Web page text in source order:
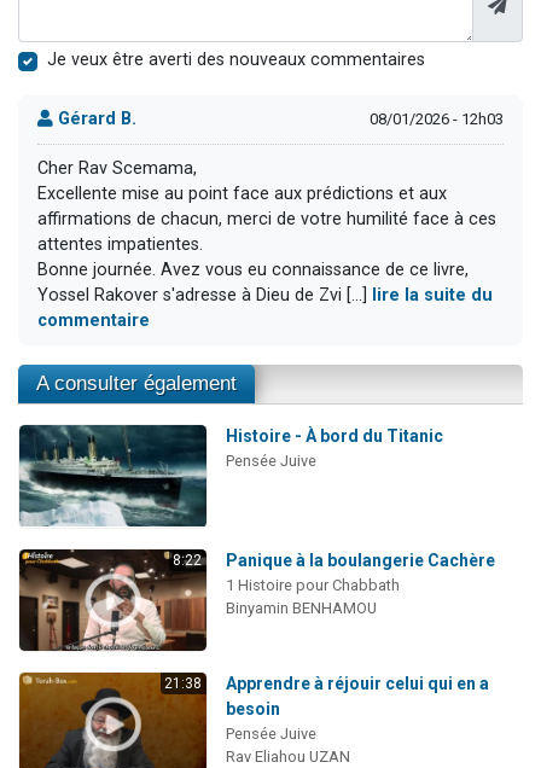
Je veux être averti des nouveaux commentaires
Gérard B. 08/01/2026 - 12h03
Cher Rav Scemama,
Excellente mise au point face aux prédictions et aux
affirmations de chacun, merci de votre humilité face à ces
attentes impatientes.
Bonne journée. Avez vous eu connaissance de ce livre,
Yossel Rakover s'adresse à Dieu de Zvi [...] lire la suite du
commentaire
A consulter également
Histoire - À bord du Titanic
Pensée Juive
8:22 Panique à la boulangerie Cachère
1 Histoire pour Chabbath
Binyamin BENHAMOU
21:38
Apprendre à réjouir celui qui en a
besoin
Pensée Juive
Rav Eliahou UZAN